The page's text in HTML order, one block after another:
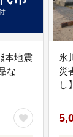
本地震
な
氷
災
し】